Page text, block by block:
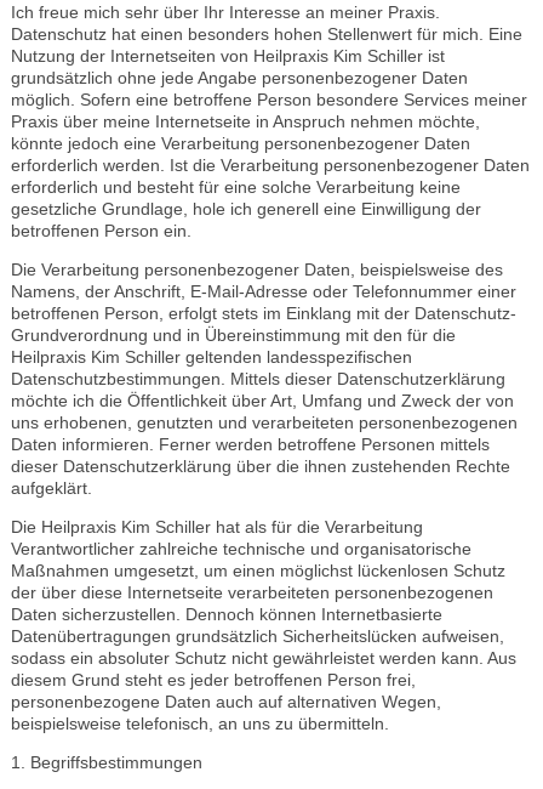
Ich freue mich sehr über Ihr Interesse an meiner Praxis.
Datenschutz hat einen besonders hohen Stellenwert für mich. Eine
Nutzung der Internetseiten von Heilpraxis Kim Schiller ist
grundsätzlich ohne jede Angabe personenbezogener Daten
möglich. Sofern eine betroffene Person besondere Services meiner
Praxis über meine Internetseite in Anspruch nehmen möchte,
könnte jedoch eine Verarbeitung personenbezogener Daten
erforderlich werden. Ist die Verarbeitung personenbezogener Daten
erforderlich und besteht für eine solche Verarbeitung keine
gesetzliche Grundlage, hole ich generell eine Einwilligung der
betroffenen Person ein.
Die Verarbeitung personenbezogener Daten, beispielsweise des
Namens, der Anschrift, E-Mail-Adresse oder Telefonnummer einer
betroffenen Person, erfolgt stets im Einklang mit der Datenschutz-
Grundverordnung und in Übereinstimmung mit den für die
Heilpraxis Kim Schiller geltenden landesspezifischen
Datenschutzbestimmungen. Mittels dieser Datenschutzerklärung
möchte ich die Öffentlichkeit über Art, Umfang und Zweck der von
uns erhobenen, genutzten und verarbeiteten personenbezogenen
Daten informieren. Ferner werden betroffene Personen mittels
dieser Datenschutzerklärung über die ihnen zustehenden Rechte
aufgeklärt.
Die Heilpraxis Kim Schiller hat als für die Verarbeitung
Verantwortlicher zahlreiche technische und organisatorische
Maßnahmen umgesetzt, um einen möglichst lückenlosen Schutz
der über diese Internetseite verarbeiteten personenbezogenen
Daten sicherzustellen. Dennoch können Internetbasierte
Datenübertragungen grundsätzlich Sicherheitslücken aufweisen,
sodass ein absoluter Schutz nicht gewährleistet werden kann. Aus
diesem Grund steht es jeder betroffenen Person frei,
personenbezogene Daten auch auf alternativen Wegen,
beispielsweise telefonisch, an uns zu übermitteln.
1. Begriffsbestimmungen